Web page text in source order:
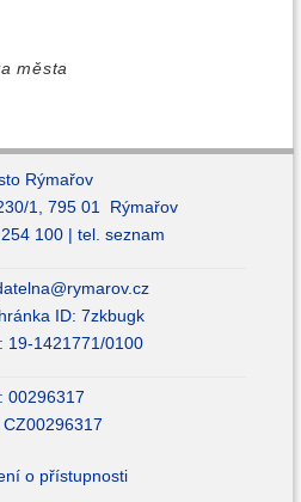
města
Rýmařov
1, 795 01 Rýmařov
100 | tel. seznam
ID: 7zkbugk
19-1421771/0100
00296317
CZ00296317
o přístupnosti